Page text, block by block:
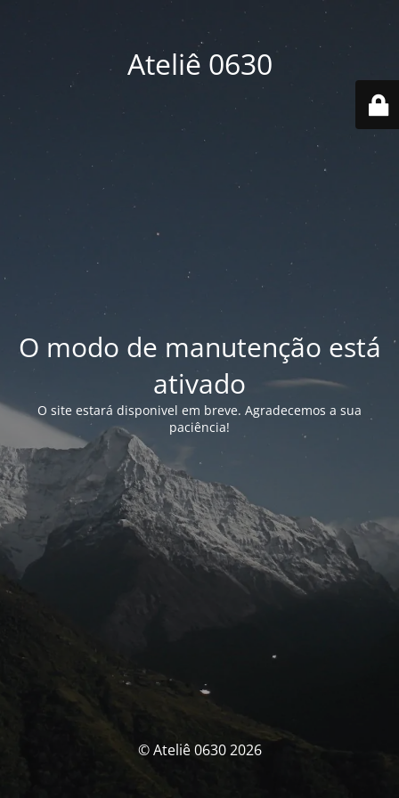
Ateliê 0630
O modo de manutenção está
ativado
O site estará disponivel em breve. Agradecemos a sua
paciência!
© Ateliê 0630 2026